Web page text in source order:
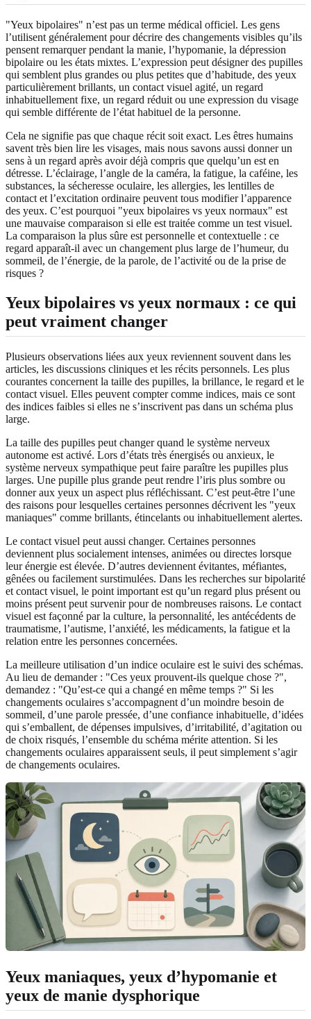
"Yeux bipolaires" n’est pas un terme médical officiel. Les gens
l’utilisent généralement pour décrire des changements visibles qu’ils
pensent remarquer pendant la manie, l’hypomanie, la dépression
bipolaire ou les états mixtes. L’expression peut désigner des pupilles
qui semblent plus grandes ou plus petites que d’habitude, des yeux
particulièrement brillants, un contact visuel agité, un regard
inhabituellement fixe, un regard réduit ou une expression du visage
qui semble différente de l’état habituel de la personne.
Cela ne signifie pas que chaque récit soit exact. Les êtres humains
savent très bien lire les visages, mais nous savons aussi donner un
sens à un regard après avoir déjà compris que quelqu’un est en
détresse. L’éclairage, l’angle de la caméra, la fatigue, la caféine, les
substances, la sécheresse oculaire, les allergies, les lentilles de
contact et l’excitation ordinaire peuvent tous modifier l’apparence
des yeux. C’est pourquoi "yeux bipolaires vs yeux normaux" est
une mauvaise comparaison si elle est traitée comme un test visuel.
La comparaison la plus sûre est personnelle et contextuelle : ce
regard apparaît-il avec un changement plus large de l’humeur, du
sommeil, de l’énergie, de la parole, de l’activité ou de la prise de
risques ?
Yeux bipolaires vs yeux normaux : ce qui
peut vraiment changer
Plusieurs observations liées aux yeux reviennent souvent dans les
articles, les discussions cliniques et les récits personnels. Les plus
courantes concernent la taille des pupilles, la brillance, le regard et le
contact visuel. Elles peuvent compter comme indices, mais ce sont
des indices faibles si elles ne s’inscrivent pas dans un schéma plus
large.
La taille des pupilles peut changer quand le système nerveux
autonome est activé. Lors d’états très énergisés ou anxieux, le
système nerveux sympathique peut faire paraître les pupilles plus
larges. Une pupille plus grande peut rendre l’iris plus sombre ou
donner aux yeux un aspect plus réfléchissant. C’est peut-être l’une
des raisons pour lesquelles certaines personnes décrivent les "yeux
maniaques" comme brillants, étincelants ou inhabituellement alertes.
Le contact visuel peut aussi changer. Certaines personnes
deviennent plus socialement intenses, animées ou directes lorsque
leur énergie est élevée. D’autres deviennent évitantes, méfiantes,
gênées ou facilement surstimulées. Dans les recherches sur bipolarité
et contact visuel, le point important est qu’un regard plus présent ou
moins présent peut survenir pour de nombreuses raisons. Le contact
visuel est façonné par la culture, la personnalité, les antécédents de
traumatisme, l’autisme, l’anxiété, les médicaments, la fatigue et la
relation entre les personnes concernées.
La meilleure utilisation d’un indice oculaire est le suivi des schémas.
Au lieu de demander : "Ces yeux prouvent-ils quelque chose ?",
demandez : "Qu’est-ce qui a changé en même temps ?" Si les
changements oculaires s’accompagnent d’un moindre besoin de
sommeil, d’une parole pressée, d’une confiance inhabituelle, d’idées
qui s’emballent, de dépenses impulsives, d’irritabilité, d’agitation ou
de choix risqués, l’ensemble du schéma mérite attention. Si les
changements oculaires apparaissent seuls, il peut simplement s’agir
de changements oculaires.
Yeux maniaques, yeux d’hypomanie et
yeux de manie dysphorique